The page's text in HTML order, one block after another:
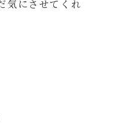
気にさせてくれ